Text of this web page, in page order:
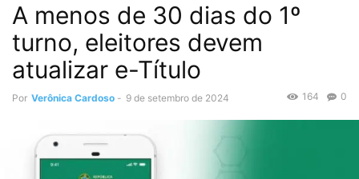
A menos de 30 dias do 1º
turno, eleitores devem
atualizar e-Título
Por Verônica Cardoso - 9 de setembro de 2024 0
164